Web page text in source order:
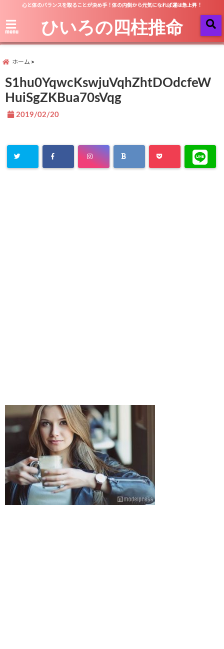
心と体のバランスを取ることが決め手！体の内側から元気になれば運は急上昇！
menu ひいろの四柱推命
ホーム
S1hu0YqwcKswjuVqhZhtDOdcfeW
HuiSgZKBua70sVqg
2019/02/20